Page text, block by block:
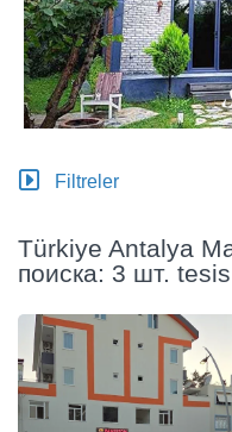
Filtreler
Türkiye Antalya
поиска: 3 шт.